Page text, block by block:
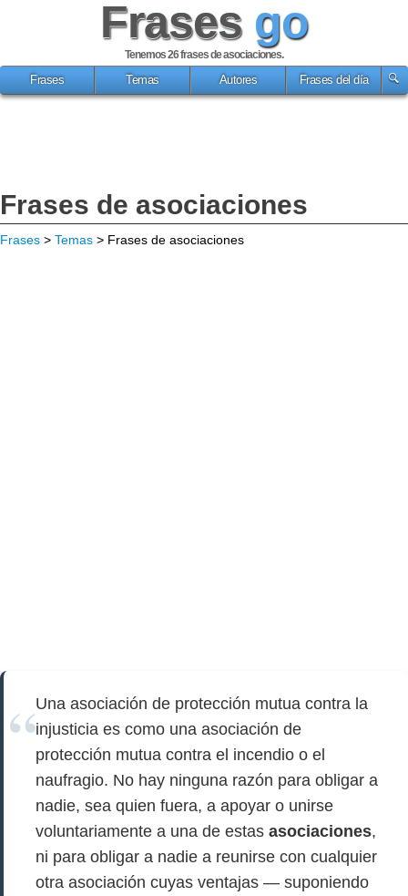
Frases go
Tenemos 26frases de asociaciones.
Frases
Temas Autores Frases del día
Frases de asociaciones
Frases > Temas > Frases de asociaciones
Una asociación de protección mutua contra la
injusticia es como una asociación de
protección mutua contra el incendio o el
naufragio. No hay ninguna razón para obligar a
nadie, sea quien fuera, a apoyar o unirse
voluntariamente a una de estas asociaciones,
ni para obligar a nadie a reunirse con cualquier
otra asociación cuyas ventajas — suponiendo